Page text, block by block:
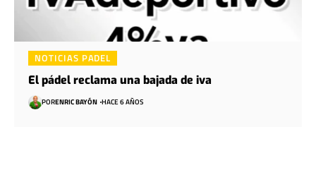
NOTICIAS PADEL
El pádel reclama una bajada de iva
PORENRIC BAYÓN HACE 6 AÑOS